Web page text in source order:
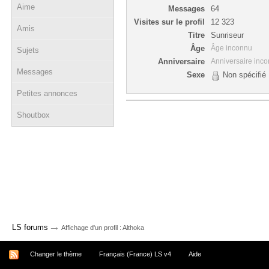
Aime
Amis
Sujets
Messages
Petites annonces
Shoutbox
Messages
64
Visites sur le profil
12 323
Titre
Sunriseur
Âge
Âge inconnu
Anniversaire Anniversaire
Sexe Non spécifié
LS forums → Affichage d'un profil : Althoka
Changer le thème Français (France) LS v4 Aide